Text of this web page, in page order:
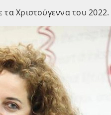
Χριστούγεννα του 2022.